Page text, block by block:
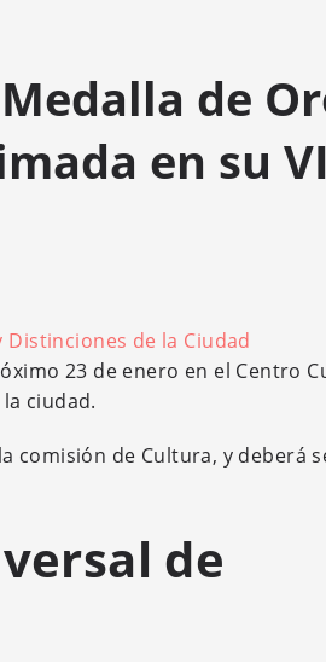
de
en su
de la Ciudad
23 de enero en el Centro
ciudad.
comisión de Cultura, y deberá
de